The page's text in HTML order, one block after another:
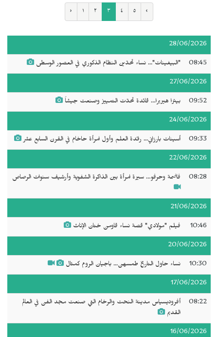
‹ ١ ٢ ٣ ٤ ٥ ›
28/06/2026
08:45 "البيغينات"... نساء تحدّين النظام الذكوري في العصور الوسطى
27/06/2026
09:52 بيترا هيريرا… قائدة تحدّت التمييز وصنعت جيشاً
24/06/2026
09:33 أسينات بارزاني... رائدة العلم وأول امرأة حاخام في القرن السابع عشر
22/06/2026
08:28 فاضمة وحرفو… سيرة امرأة بين الذاكرة الشفوية وأرشيف سنوات الرصاص
21/06/2026
10:46 فيلم "مولادي" قصة نساء قاومن ختان الإناث
20/06/2026
10:30 نساء حاول التاريخ طمسهن... باجيان الروم كمثال
17/06/2026
08:22
أفروديسياس مدينة النحت والرخام التي صنعت مجد الفن في العالم
القديم
16/06/2026